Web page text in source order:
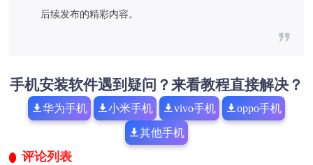
后续发布的精彩内容。
手机安装软件遇到疑问？来看教程直接解决？
华为手机 小米手机 vivo手机 oppo手机
其他手机
评论列表